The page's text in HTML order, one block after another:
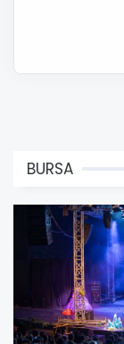
BURSA